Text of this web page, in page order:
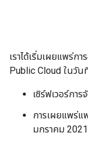
เราได้เริ่มเผยแพร่ก
Public Cloud ในวัน
เซิร์ฟเวอร์กา
การเผยแพร่แ
มกราคม 2021